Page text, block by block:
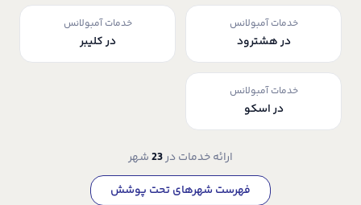
خدمات آمبولانس
در هشترود
خدمات آمبولانس
در کلیبر
خدمات آمبولانس
در اسکو
ارائه خدمات در23شهر
فهرست شهرهای تحت پوشش